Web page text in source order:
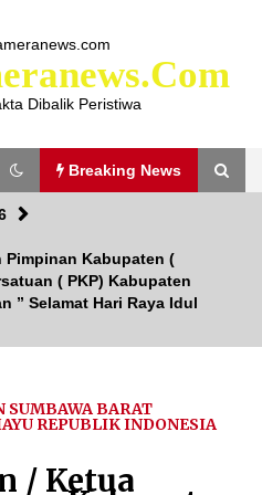
Dibalik Peristiwa
Breaking News
Tanah Desa
Desa Sepayung
Maksimal
Pimpinan Kabupaten (
( PKP) Kabupaten
” Selamat Hari Raya Idul
SUMBAWA BARAT
REPUBLIK INDONESIA
/ Ketua